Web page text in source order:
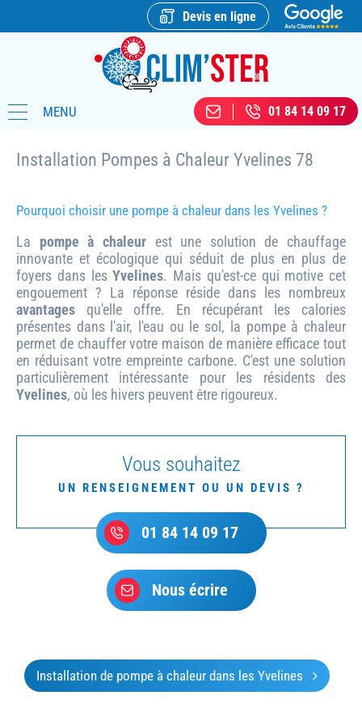
Devis en ligne
01 84 14 09 17
MENU
Installation Pompes à Chaleur Yvelines 78
Pourquoi choisir une pompe à chaleur dans les Yvelines ?
La pompe à chaleurest une solution de chauffage
innovante et écologique qui séduit de plus en plus de
foyers dans lesYvelines. Mais qu'est-ce qui motive cet
engouement ? La réponse réside dans les nombreux
avantages qu'elle offre. En récupérant les calories
présentes dans l'air, l'eau ou le sol, la pompe à chaleur
permet de chauffer votre maison de manière efficace tout
en réduisant votre empreinte carbone. C'est une solution
particulièrement intéressante pour les résidents des
Yvelines, où les hivers peuvent être rigoureux.
Vous souhaitez
UN RENSEIGNEMENT OU UN DEVIS ?
01 84 14 09 17
Nous écrire
Installation de pompe à chaleur dans les Yvelines